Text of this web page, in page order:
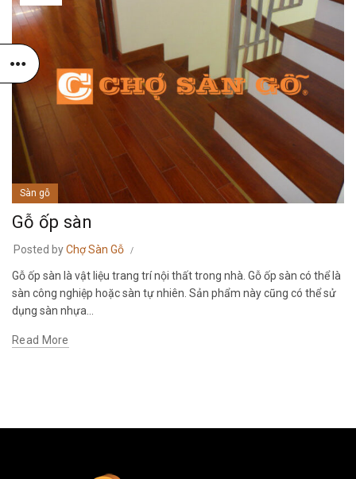
Sàn gỗ
Gỗ ốp sàn
Posted byChợ Sàn Gỗ
Gỗ ốp sàn là vật liệu trang trí nội thất trong nhà. Gỗ ốp sàn có thể là
sàn công nghiệp hoặc sàn tự nhiên. Sản phẩm này cũng có thể sử
dụng sàn nhựa...
Read More